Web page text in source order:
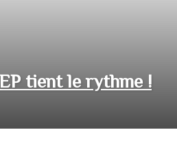
tient le rythme !